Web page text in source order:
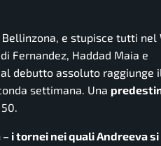
Bellinzona, e stupisce tutti nel
Fernandez, Haddad Maia e
al debutto assoluto raggiunge
settimana. Una
i tornei nei quali Andreeva si